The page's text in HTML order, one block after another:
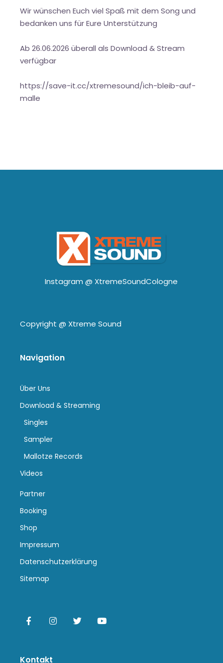
Wir wünschen Euch viel Spaß mit dem Song und
bedanken uns für Eure Unterstützung
Ab 26.06.2026 überall als Download & Stream
verfügbar
https://save-it.cc/xtremesound/ich-bleib-auf-
malle
Instagram @ XtremeSoundCologne
Copyright @ Xtreme Sound
Navigation
Über Uns
Download & Streaming
Singles
Sampler
Mallotze Records
Videos
Partner
Booking
Shop
Impressum
Datenschutzerklärung
Sitemap
Kontakt